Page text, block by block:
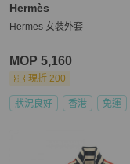
Hermès
Hermes 女裝外套
MOP 5,160
現折 200
狀況良好 香港 免運